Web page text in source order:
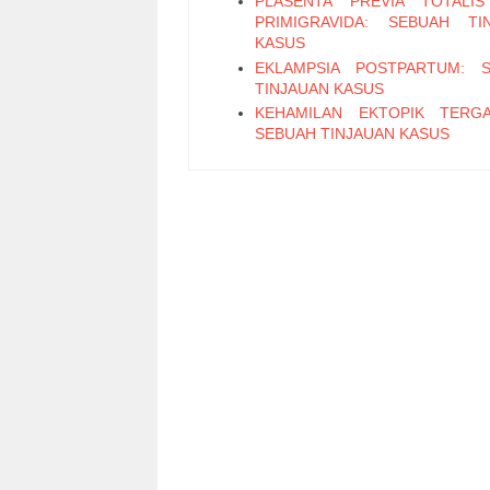
PRIMIGRAVIDA: SEBUAH
KASUS
EKLAMPSIA POSTPARTUM:
TINJAUAN KASUS
KEHAMILAN EKTOPIK
SEBUAH TINJAUAN KASUS